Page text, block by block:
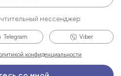
мессенджер
Telegram Viber
конфиденциальности